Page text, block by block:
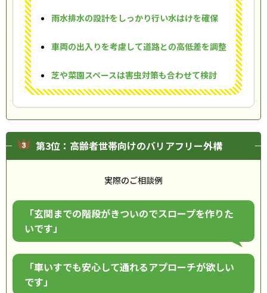
雨水排水の設計をしっかり行い水はけを確保
車両の出入りを考慮して道路との高低差を調整
芝や菜園スペースは害虫対策も合わせて検討
第3位：高齢者世帯向けのバリアフリー外構
実際のご相談例
「玄関までの階段がきついのでスロープを作りた
いです」
「車いすでも安心して通れるアプローチが欲しい
です」